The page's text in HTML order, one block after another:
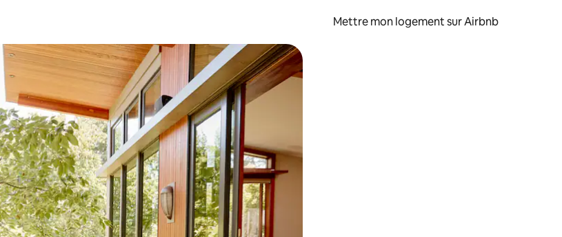
Mettre mon logement sur Airbnb